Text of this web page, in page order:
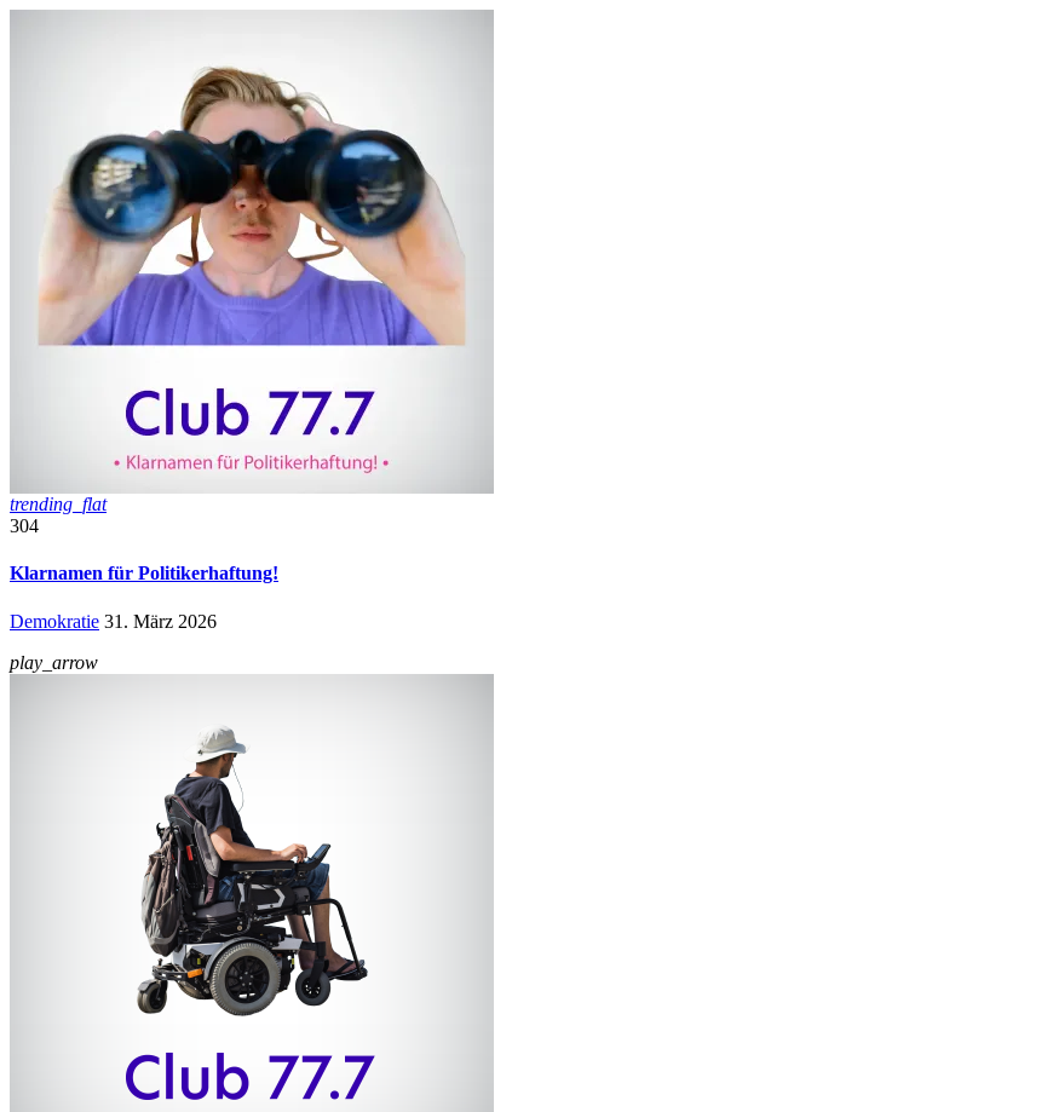
trending_flat
304
Klarnamen für Politikerhaftung!
Demokratie 31. März 2026
play_arrow